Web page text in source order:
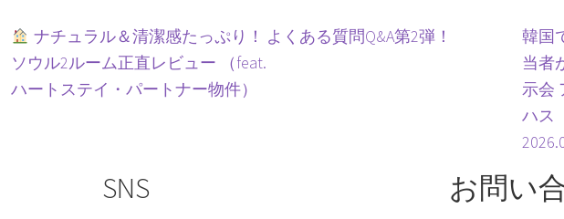
ナチュラル＆清潔感たっぷり！
ソウル2ルーム正直レビュー （feat.
ハートステイ・パートナー物件）
よくある質問Q&A第2弾！
韓国
当者
示会
ハス
SNS お問い